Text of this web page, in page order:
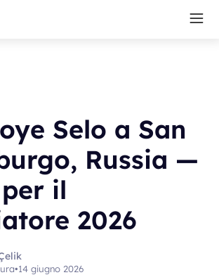
Selo a San
Russia —
il
2026
•14 giugno 2026